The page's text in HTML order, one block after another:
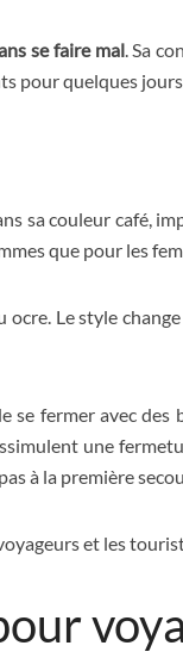
se faire mal. Sa
pour quelques
sa couleur café,
que pour les
ocre. Le style
fermer avec
une
à la première
et les